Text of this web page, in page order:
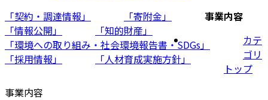
「契約・調達情報」
「寄附金」
「情報公開」
「知的財産」
「環境への取り組み・社会環境報告書・SDGs」
「採用情報」
「人材育成実施方針」
事業内容
カテ
ゴリ
トップ
事業内容